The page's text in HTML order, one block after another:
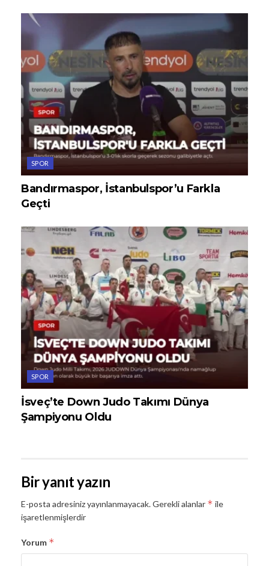
SPOR
Bandırmaspor, İstanbulspor’u Farkla
Geçti
SPOR
İsveç’te Down Judo Takımı Dünya
Şampiyonu Oldu
Bir yanıt yazın
E-posta adresiniz yayınlanmayacak.Gerekli alanlar * ile
işaretlenmişlerdir
Yorum *